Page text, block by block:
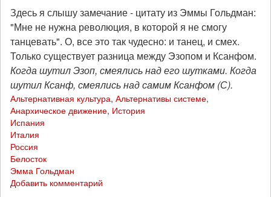
Здесь я слышу замечание - цитату из Эммы Гольдман:
"Мне не нужна революция, в которой я не смогу
танцевать". О, все это так чудесно: и танец, и смех.
Только существует разница между Эзопом и Ксанфом.
Когда шутил Эзоп, смеялись над его шутками. Когда
шутил Ксанф, смеялись над самим Ксанфом (С).
Альтернативная культура, Альтернативы системе,
Анархическое движение, История
Испания
Италия
Россия
Белосток
Эмма Гольдман
Добавить комментарий